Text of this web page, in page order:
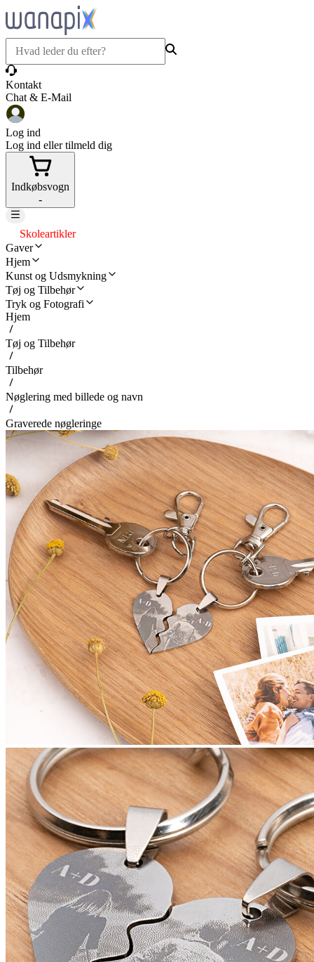
Kontakt
Chat & E-Mail
Log ind
Log ind eller tilmeld dig
Indkøbsvogn
-
Skoleartikler
Gaver
Hjem
Kunst og Udsmykning
Tøj og Tilbehør
Tryk og Fotografi
Hjem
Tøj og Tilbehør
Tilbehør
Nøglering med billede og navn
Graverede nøgleringe